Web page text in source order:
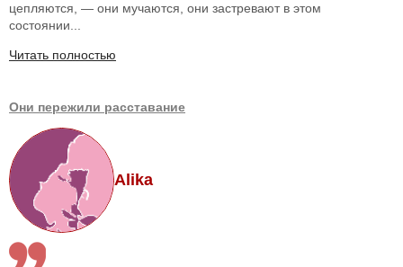
цепляются, — они мучаются, они застревают в этом
состоянии...
Читать полностью
Они пережили расставание
Alika